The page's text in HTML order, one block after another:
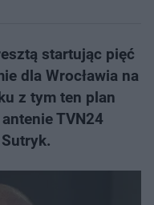
startując pięć
dla Wrocławia na
z tym ten plan
TVN24